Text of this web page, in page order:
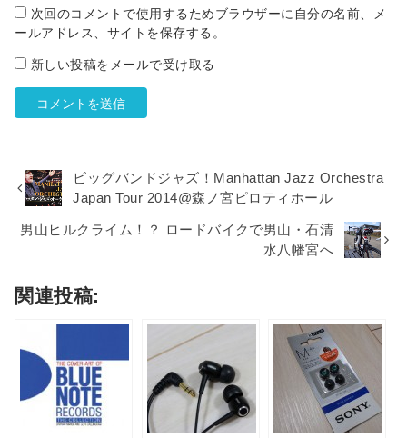
次回のコメントで使用するためブラウザーに自分の名前、メ
ールアドレス、サイトを保存する。
新しい投稿をメールで受け取る
ビッグバンドジャズ！Manhattan Jazz Orchestra
Japan Tour 2014@森ノ宮ピロティホール
男山ヒルクライム！？ ロードバイクで男山・石清
水八幡宮へ
関連投稿: